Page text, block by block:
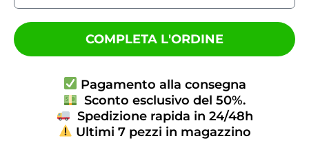
COMPLETA L'ORDINE
Pagamento alla consegna
Sconto esclusivo del 50%.
Spedizione rapida in 24/48h
Ultimi 7 pezzi in magazzino